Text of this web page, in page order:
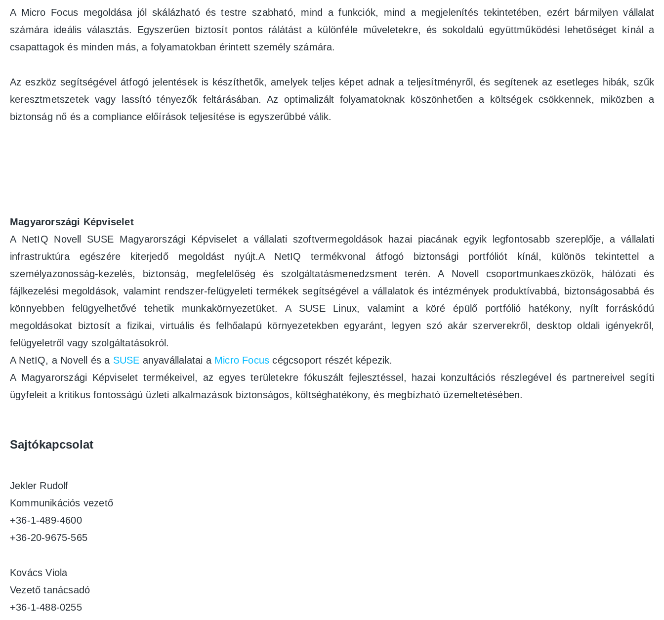
A Micro Focus megoldása jól skálázható és testre szabható, mind a funkciók, mind a megjelenítés tekintetében, ezért bármilyen vállalat
számára ideális választás. Egyszerűen biztosít pontos rálátást a különféle műveletekre, és sokoldalú együttműködési lehetőséget kínál a
csapattagok és minden más, a folyamatokban érintett személy számára.
Az eszköz segítségével átfogó jelentések is készíthetők, amelyek teljes képet adnak a teljesítményről, és segítenek az esetleges hibák, szűk
keresztmetszetek vagy lassító tényezők feltárásában. Az optimalizált folyamatoknak köszönhetően a költségek csökkennek, miközben a
biztonság nő és a compliance előírások teljesítése is egyszerűbbé válik.
Magyarországi Képviselet
A NetIQ Novell SUSE Magyarországi Képviselet a vállalati szoftvermegoldások hazai piacának egyik legfontosabb szereplője, a vállalati
infrastruktúra egészére kiterjedő megoldást nyújt.A NetIQ termékvonal átfogó biztonsági portfóliót kínál, különös tekintettel a
személyazonosság-kezelés, biztonság, megfelelőség és szolgáltatásmenedzsment terén. A Novell csoportmunkaeszközök, hálózati és
fájlkezelési megoldások, valamint rendszer-felügyeleti termékek segítségével a vállalatok és intézmények produktívabbá, biztonságosabbá és
könnyebben felügyelhetővé tehetik munkakörnyezetüket. A SUSE Linux, valamint a köré épülő portfólió hatékony, nyílt forráskódú
megoldásokat biztosít a fizikai, virtuális és felhőalapú környezetekben egyaránt, legyen szó akár szerverekről, desktop oldali igényekről,
felügyeletről vagy szolgáltatásokról.
A NetIQ, a Novell és a SUSE anyavállalatai a Micro Focus cégcsoport részét képezik.
A Magyarországi Képviselet termékeivel, az egyes területekre fókuszált fejlesztéssel, hazai konzultációs részlegével és partnereivel segíti
ügyfeleit a kritikus fontosságú üzleti alkalmazások biztonságos, költséghatékony, és megbízható üzemeltetésében.
Sajtókapcsolat
Jekler Rudolf
Kommunikációs vezető
+36-1-489-4600
+36-20-9675-565
Kovács Viola
Vezető tanácsadó
+36-1-488-0255